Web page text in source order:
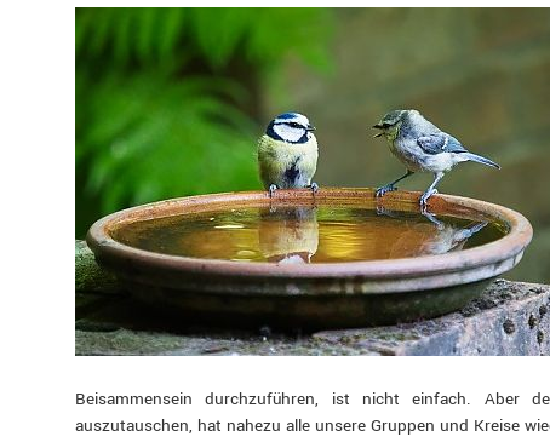
Beisammensein durchzuführen, ist nicht einfach. Aber
auszutauschen, hat nahezu alle unsere Gruppen und Kreise